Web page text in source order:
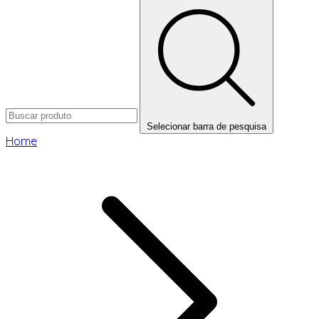
Selecionar barra de pesquisa
Home